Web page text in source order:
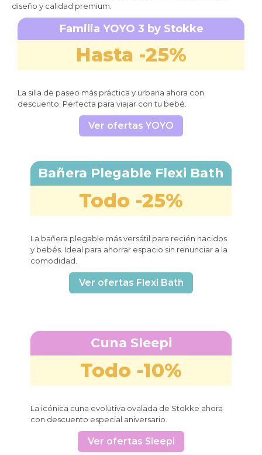
diseño y calidad premium.
Familia YOYO 3 by Stokke
Hasta -25%
La silla de paseo más práctica y urbana ahora con
descuento. Perfecta para viajar con tu bebé.
Ver ofertas YOYO
Bañera Plegable Flexi Bath
Todo -25%
La bañera plegable más versátil para recién nacidos
y bebés. Ideal para ahorrar espacio sin renunciar a la
comodidad.
Ver ofertas Flexi Bath
Cuna Sleepi
Todo -10%
La icónica cuna evolutiva ovalada de Stokke ahora
con descuento especial aniversario.
Ver ofertas Sleepi